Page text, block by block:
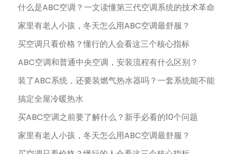
什么是ABC空调？一文读懂第三代空调系统的技术革命
家里有老人小孩，冬天怎么用ABC空调最舒服？
买空调只看价格？懂行的人会看这三个核心指标
ABC空调和普通中央空调，安装流程有什么区别？
装了ABC系统，还要装燃气热水器吗？一套系统能不能
搞定全屋冷暖热水
买ABC空调之前要了解什么？新手必看的10个问题
家里有老人小孩，冬天怎么用ABC空调最舒服？